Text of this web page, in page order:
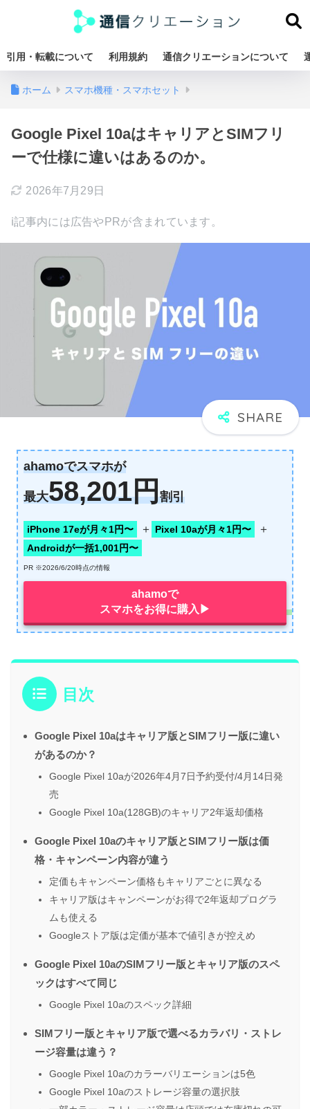
引用・転載について 利用規約 通信クリエーションについて
ホーム スマホ機種・スマホセット
Google Pixel 10aはキャリアとSIMフリ
ーで仕様に違いはあるのか。
2026年7月29日
ℹ︎記事内には広告やPRが含まれています。
ahamoでスマホが
最大58,201円割引
iPhone 17eが月々1円〜 ＋ Pixel 10aが月々1円〜 ＋
Androidが一括1,001円〜
PR ※2026/6/20時点の情報
ahamoで
スマホをお得に購入▶︎
目次
Google Pixel 10aはキャリア版とSIMフリー版に違い
があるのか？
Google Pixel 10aが2026年4月7日予約受付/4月14日発
売
Google Pixel 10a(128GB)のキャリア2年返却価格
Google Pixel 10aのキャリア版とSIMフリー版は価
格・キャンペーン内容が違う
定価もキャンペーン価格もキャリアごとに異なる
キャリア版はキャンペーンがお得で2年返却プログラ
ムも使える
Googleストア版は定価が基本で値引きが控えめ
Google Pixel 10aのSIMフリー版とキャリア版のスペ
ックはすべて同じ
Google Pixel 10aのスペック詳細
SIMフリー版とキャリア版で選べるカラバリ・ストレ
ージ容量は違う？
Google Pixel 10aのカラーバリエーションは5色
Google Pixel 10aのストレージ容量の選択肢